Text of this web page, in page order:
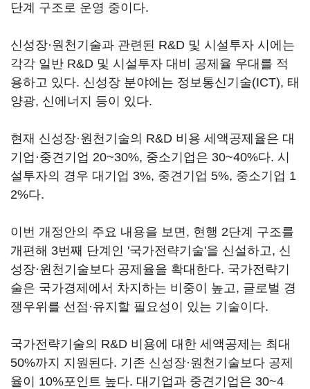
단계 구조로 운영 중이다.
신성장·원천기술과 관련된 R&D 및 시설투자 시에는
각각 일반 R&D 및 시설투자 대비 공제율 우대를 적
용하고 있다. 신성장 분야에는 정보통신기술(ICT), 태
양광, 신에너지 등이 있다.
현재 신성장·원천기술의 R&D 비용 세액공제율은 대
기업·중견기업 20~30%, 중소기업은 30~40%다. 시
설투자의 경우 대기업 3%, 중견기업 5%, 중소기업 1
2%다.
이번 개정안의 주요 내용을 보면, 현행 2단계 구조를
개편해 3번째 단계인 '국가전략기술'을 신설하고, 신
성장·원천기술보다 공제율을 확대한다. 국가전략기
술은 국가경제에서 차지하는 비중이 높고, 글로벌 경
쟁우위를 선점·유지할 필요성이 있는 기술이다.
국가전략기술의 R&D 비용에 대한 세액공제는 최대
50%까지 지원된다. 기존 신성장·원천기술보다 공제
율이 10%포인트 높다. 대기업과 중견기업은 30~4